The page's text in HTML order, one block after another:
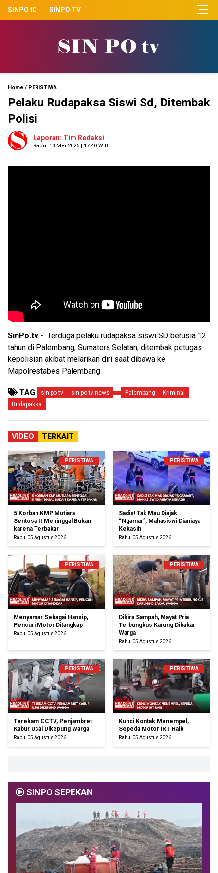
SINPO ID SINPO TV
Home / PERISTIWA
Pelaku Rudapaksa Siswi Sd, Ditembak
Polisi
Laporan: Tim Redaksi
Rabu, 13 Mei 2026 | 17:40 WIB
SinPo.tv - Terduga pelaku rudapaksa siswi SD berusia 12
tahun di Palembang, Sumatera Selatan, ditembak petugas
kepolisian akibat melarikan diri saat dibawa ke
Mapolrestabes Palembang
TAG: sin po tv sin po tv news Palembang
Kriminal
Rudapaksa
VIDEO TERKAIT
PERISTIWA
5 Korban KMP Mutiara
Sentosa II Meninggal Bukan
karena Terbakar
Rabu, 05 Agustus 2026
PERISTIWA
Sadis! Tak Mau Diajak
“Ngamar”, Mahasiswi Dianiaya
Kekasih
Rabu, 05 Agustus 2026
PERISTIWA
Menyamar Sebagai Hansip,
Pencuri Motor Ditangkap
Rabu, 05 Agustus 2026
PERISTIWA
Dikira Sampah, Mayat Pria
Terbungkus Karung Dibakar
Warga
Rabu, 05 Agustus 2026
PERISTIWA
Terekam CCTV, Penjambret
Kabur Usai Dikepung Warga
Rabu, 05 Agustus 2026
PERISTIWA
Kunci Kontak Menempel,
Sepeda Motor IRT Raib
Rabu, 05 Agustus 2026
SINPO SEPEKAN